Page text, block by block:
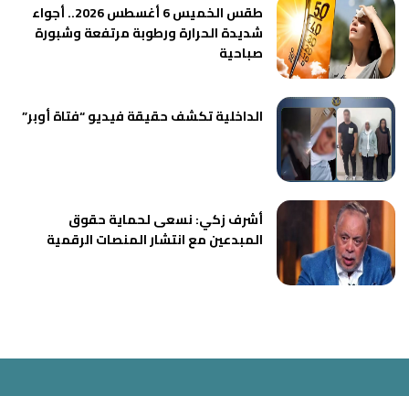
طقس الخميس 6 أغسطس 2026.. أجواء
شديدة الحرارة ورطوبة مرتفعة وشبورة
صباحية
الداخلية تكشف حقيقة فيديو “فتاة أوبر”
أشرف زكي: نسعى لحماية حقوق
المبدعين مع انتشار المنصات الرقمية